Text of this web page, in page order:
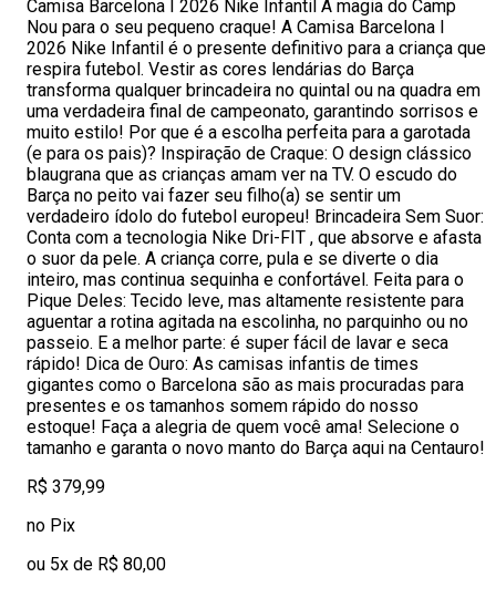
Camisa Barcelona I 2026 Nike Infantil A magia do Camp
Nou para o seu pequeno craque! A Camisa Barcelona I
2026 Nike Infantil é o presente definitivo para a criança que
respira futebol. Vestir as cores lendárias do Barça
transforma qualquer brincadeira no quintal ou na quadra em
uma verdadeira final de campeonato, garantindo sorrisos e
muito estilo! Por que é a escolha perfeita para a garotada
(e para os pais)? Inspiração de Craque: O design clássico
blaugrana que as crianças amam ver na TV. O escudo do
Barça no peito vai fazer seu filho(a) se sentir um
verdadeiro ídolo do futebol europeu! Brincadeira Sem Suor:
Conta com a tecnologia Nike Dri-FIT , que absorve e afasta
o suor da pele. A criança corre, pula e se diverte o dia
inteiro, mas continua sequinha e confortável. Feita para o
Pique Deles: Tecido leve, mas altamente resistente para
aguentar a rotina agitada na escolinha, no parquinho ou no
passeio. E a melhor parte: é super fácil de lavar e seca
rápido! Dica de Ouro: As camisas infantis de times
gigantes como o Barcelona são as mais procuradas para
presentes e os tamanhos somem rápido do nosso
estoque! Faça a alegria de quem você ama! Selecione o
tamanho e garanta o novo manto do Barça aqui na Centauro!
R$ 379,99
no Pix
ou 5x de R$ 80,00